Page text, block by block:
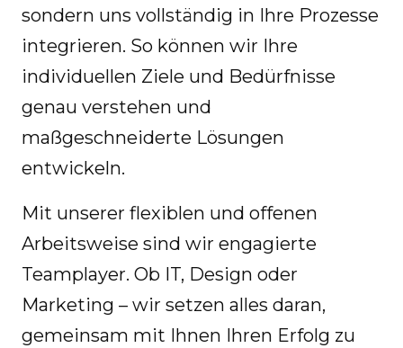
sondern uns vollständig in Ihre Prozesse
integrieren. So können wir Ihre
individuellen Ziele und Bedürfnisse
genau verstehen und
maßgeschneiderte Lösungen
entwickeln.
Mit unserer flexiblen und offenen
Arbeitsweise sind wir engagierte
Teamplayer. Ob IT, Design oder
Marketing – wir setzen alles daran,
gemeinsam mit Ihnen Ihren Erfolg zu